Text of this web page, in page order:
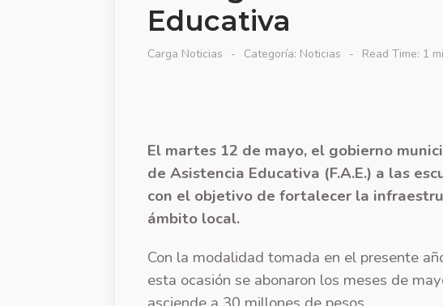
Educativa
Carga Noticias Categoría: Noticias Read Time: 1
El martes 12 de mayo, el gobierno
de Asistencia Educativa (F.A.E.) a las
con el objetivo de fortalecer la
ámbito local.
Con la modalidad tomada en el presente
esta ocasión se abonaron los meses de